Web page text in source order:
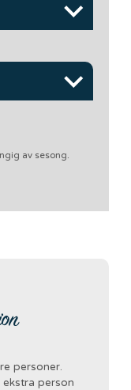
av sesong.
personer.
person